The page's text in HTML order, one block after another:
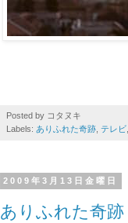
Posted by コタヌキ
Labels: ありふれた奇跡 テレビ
2009年3月13日金曜日
ありふれた奇